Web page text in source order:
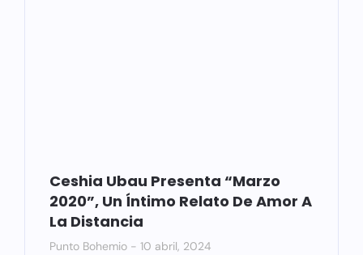
Ceshia Ubau Presenta “Marzo
2020”, Un Íntimo Relato De Amor A
La Distancia
Punto Bohemio 10 abril, 2024